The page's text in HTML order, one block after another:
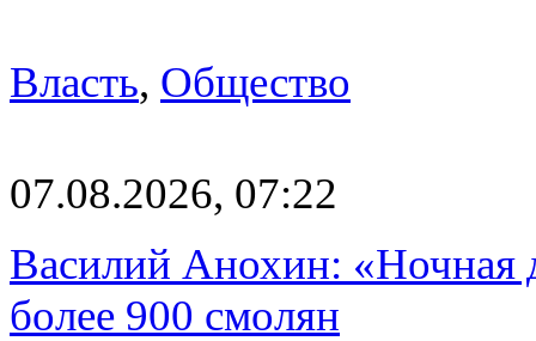
Власть, Общество
07.08.2026, 07:22
Василий Анохин: «Ночная
более 900 смолян